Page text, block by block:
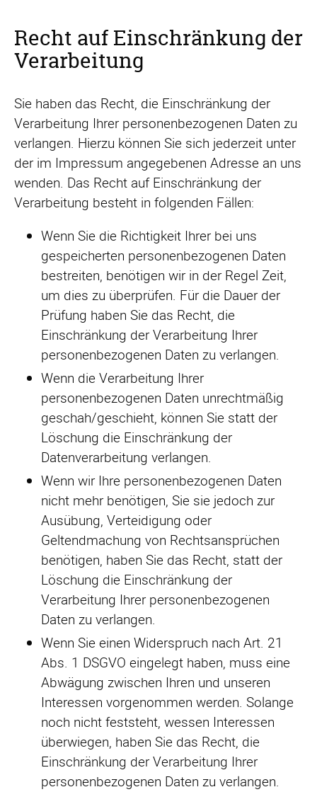
Recht auf Einschränkung der
Verarbeitung
Sie haben das Recht, die Einschränkung der
Verarbeitung Ihrer personenbezogenen Daten zu
verlangen. Hierzu können Sie sich jederzeit unter
der im Impressum angegebenen Adresse an uns
wenden. Das Recht auf Einschränkung der
Verarbeitung besteht in folgenden Fällen:
Wenn Sie die Richtigkeit Ihrer bei uns
gespeicherten personenbezogenen Daten
bestreiten, benötigen wir in der Regel Zeit,
um dies zu überprüfen. Für die Dauer der
Prüfung haben Sie das Recht, die
Einschränkung der Verarbeitung Ihrer
personenbezogenen Daten zu verlangen.
Wenn die Verarbeitung Ihrer
personenbezogenen Daten unrechtmäßig
geschah/geschieht, können Sie statt der
Löschung die Einschränkung der
Datenverarbeitung verlangen.
Wenn wir Ihre personenbezogenen Daten
nicht mehr benötigen, Sie sie jedoch zur
Ausübung, Verteidigung oder
Geltendmachung von Rechtsansprüchen
benötigen, haben Sie das Recht, statt der
Löschung die Einschränkung der
Verarbeitung Ihrer personenbezogenen
Daten zu verlangen.
Wenn Sie einen Widerspruch nach Art. 21
Abs. 1 DSGVO eingelegt haben, muss eine
Abwägung zwischen Ihren und unseren
Interessen vorgenommen werden. Solange
noch nicht feststeht, wessen Interessen
überwiegen, haben Sie das Recht, die
Einschränkung der Verarbeitung Ihrer
personenbezogenen Daten zu verlangen.